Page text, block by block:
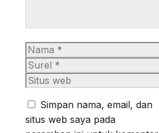
Nama
Surel
Situs
Simpan nama, email, dan
situs web saya pada